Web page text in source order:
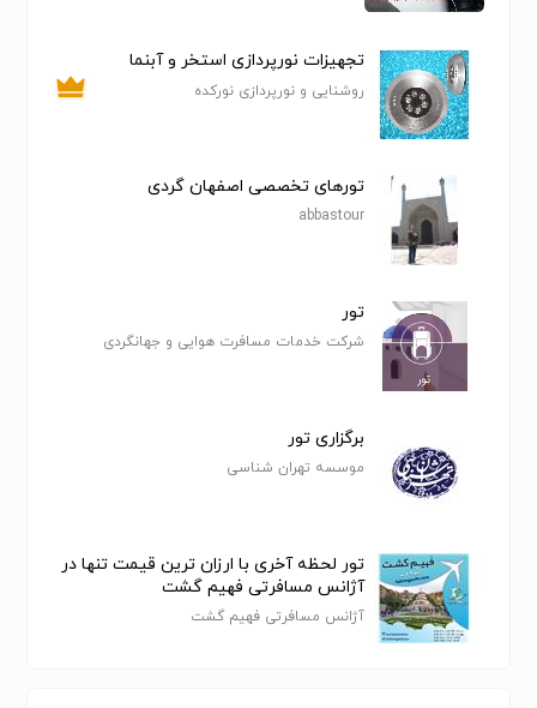
تجهیزات نورپردازی استخر و آبنما
روشنایی و نورپردازی نورکده
تورهای تخصصی اصفهان گردی
abbastour
تور
شرکت خدمات مسافرت هوایی و جهانگردی
برگزاری تور
موسسه تهران شناسی
تور لحظه آخری با ارزان ترین قیمت تنها در
آژانس مسافرتی فهیم گشت
آژانس مسافرتی فهیم گشت